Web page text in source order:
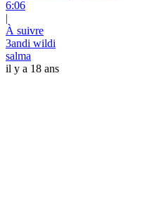
6:06
|
À suivre
3andi wildi
salma
il y a 18 ans